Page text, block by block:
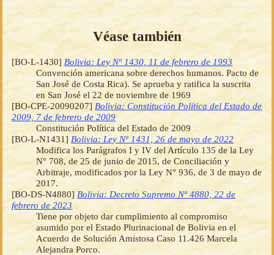
Véase también
[BO-L-1430] Bolivia: Ley Nº 1430, 11 de febrero de 1993
Convención americana sobre derechos humanos. Pacto de
San José de Costa Rica). Se aprueba y ratifica la suscrita
en San José el 22 de noviembre de 1969
[BO-CPE-20090207] Bolivia: Constitución Política del Estado de
2009, 7 de febrero de 2009
Constitución Política del Estado de 2009
[BO-L-N1431] Bolivia: Ley Nº 1431, 26 de mayo de 2022
Modifica los Parágrafos I y IV del Artículo 135 de la Ley
N° 708, de 25 de junio de 2015, de Conciliación y
Arbitraje, modificados por la Ley N° 936, de 3 de mayo de
2017.
[BO-DS-N4880] Bolivia: Decreto Supremo Nº 4880, 22 de
febrero de 2023
Tiene por objeto dar cumplimiento al compromiso
asumido por el Estado Plurinacional de Bolivia en el
Acuerdo de Solución Amistosa Caso 11.426 Marcela
Alejandra Porco.